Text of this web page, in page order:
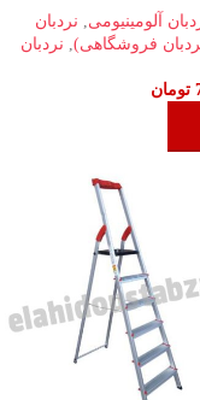
آلومینیومی, نردبان
فروشگاهی), نردبان
تومان
سبد خرید